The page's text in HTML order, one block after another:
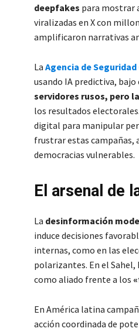
deepfakes para mostrar
viralizadas en X con
amplificaron narrativas
La Agencia de Seguridad
usando IA predictiva, bajo
servidores rusos, pero
los resultados
digital para manipular
frustrar estas campañas,
democracias vulnerables.
El arsenal de
La desinformación
induce decisiones
internas, como en las
polarizantes. En el
como aliado frente a los
En América latina
acción coordinada de